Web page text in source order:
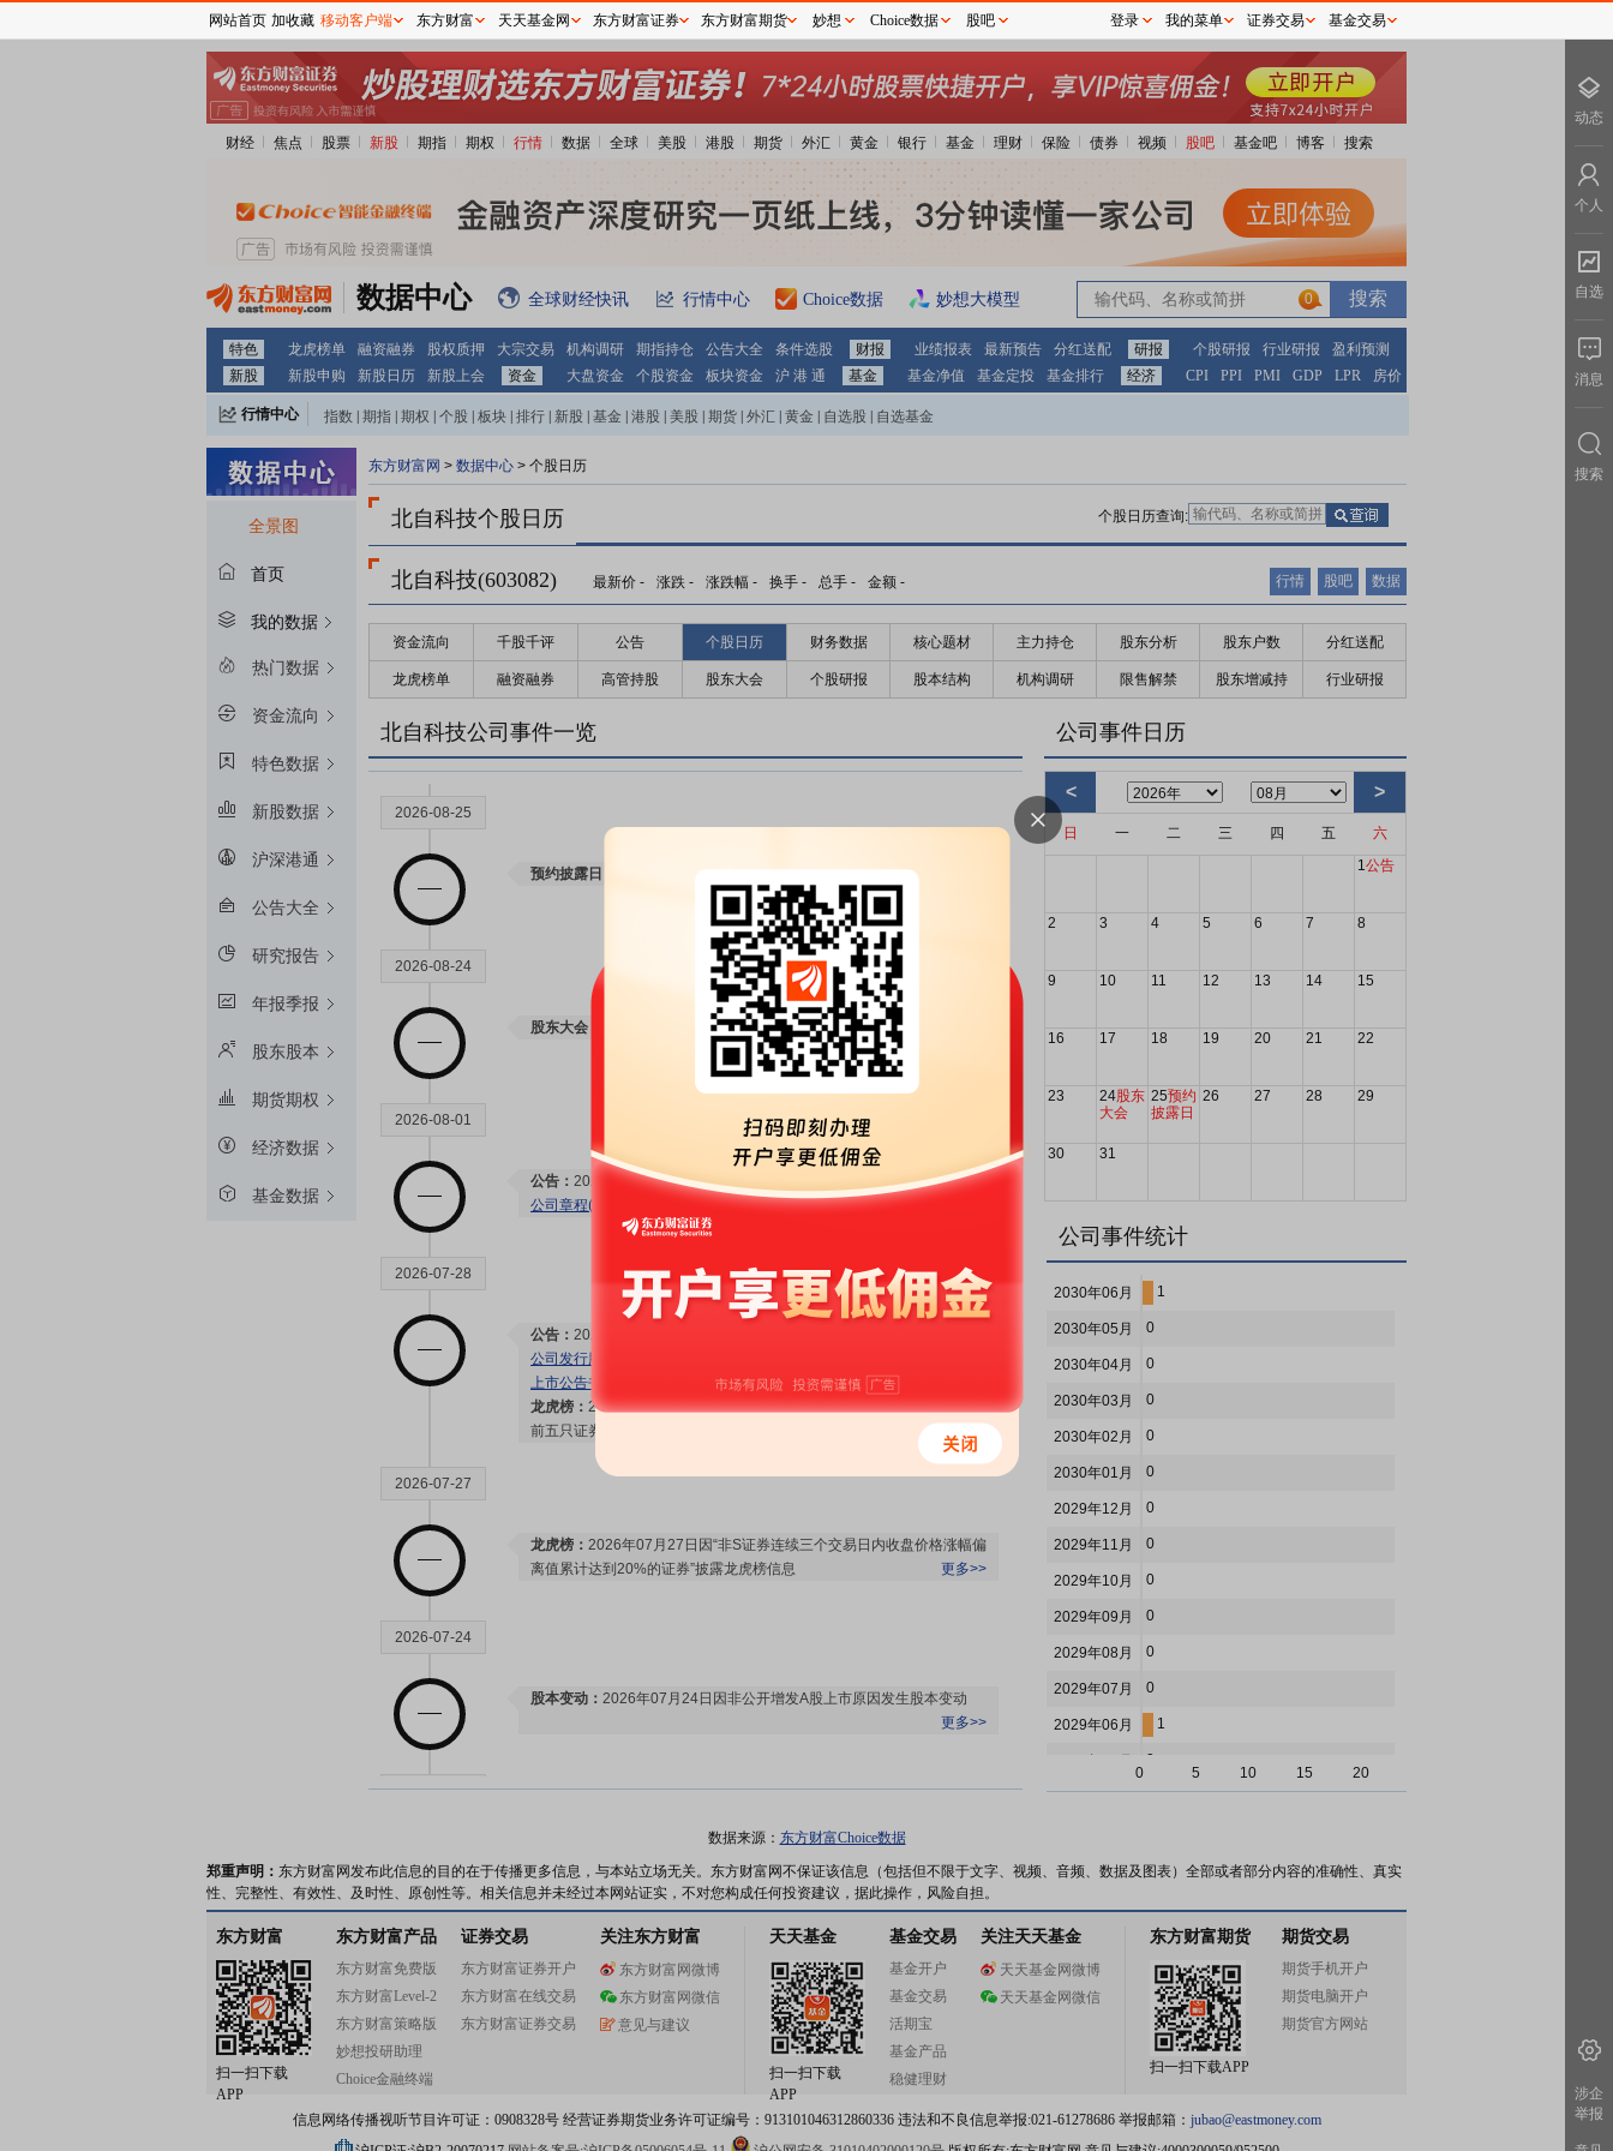
财经 焦点 股票 新股 期指 期权 行情 数据 全球 美股 港股 期货 外汇 黄金 银行 基金 理财 保险 债券 视频 股吧 基金吧 博客 搜索
数据中心 全球财经快讯 行情中心 Choice数据 妙想大模型 0
特色 龙虎榜单 融资融券 股权质押 大宗交易 机构调研 期指持仓 公告大全 条件选股 财报 业绩报表 最新预告 分红送配 研报 个股研报 行业研报
盈利预测
新股
新股申购 新股日历 新股上会 资金 大盘资金 个股资金 板块资金 沪 港 通 基金 基金净值 基金定投 基金排行 经济 CPI PPI PMI GDP LPR 房价
行情中心 指数 期指 期权 个股 板块 排行 新股 基金 港股 美股 期货 外汇 黄金 自选股 自选基金
全景图
首页
我的数据
热门数据
资金流向
特色数据
新股数据
沪深港通
公告大全
研究报告
年报季报
股东股本
期货期权
经济数据
基金数据
东方财富网 > 数据中心 > 个股日历
北自科技个股日历 个股日历查询:
北自科技(603082) 最新价 - 涨跌 - 涨跌幅 - 换手 - 总手 - 金额 - 行情 股吧 数据
资金流向 千股千评 公告 个股日历 财务数据 核心题材 主力持仓 股东分析 股东户数 分红送配
龙虎榜单 融资融券 高管持股 股东大会 个股研报 股本结构 机构调研 限售解禁 股东增减持 行业研报
北自科技公司事件一览
2030-06-12
2029-06-12
限售解禁日：2029年06月12日预计有1725730.00股可流通上市
2027-02-01
2027-01-25
限售解禁日：
2026-08-25
预约披露日： 2026年半年报预约2026年08月25日披露
2026-08-24
股东大会： 于2026-08-24召开2026年第一次临时股东大会
2026-08-01
公告： 2026年08月01日发布《北自科技:北自所(北京)科技发展股份有限
公司章程(2026年7月)》
等7条公告
2026-07-28
公告： 2026年07月28日发布
公司发行股份及支付现金购买资产并募集配套资金实施情况暨新增股份
上市公告书(摘要)》
等6条公告
龙虎榜： 2026年07月28日因“有价格涨跌幅限制的日换手率达到20%的
前五只证券”披露龙虎榜信息
更多>>
2026-07-27
龙虎榜： 2026年07月27日因“非S证券连续三个交易日内收盘价格涨幅偏
离值累计达到20%的证券”披露龙虎榜信息
更多>>
2026-07-24
股本变动： 2026年07月24日因非公开增发A股上市原因发生股本变动
更多>>
2026-07-17
自所(北京)科技发展股份有限公司发行股份及支付现金购买资产并募集配
套资金之向特定对象发行股份募集配套资金发行过程及认购对象合规性
的法律意见书》
等6条公告 更多>>
2026-07-09
《北自科技:关于获得国家科学技术进步奖
更多>>
2026-06-26
公司事件日历
< >
日 一 二 三 四 五
六
1公告
2 3 4 5 6 7 8
9 10 11 12 13 14 15
16 17 18 19 20 21 22
23 24股东
大会
25预约
披露日
26 27 28 29
30 31
公司事件统计
2030年06月 1
2030年05月 0
2030年04月 0
2030年03月 0
2030年02月 0
2030年01月 0
2029年12月 0
2029年11月 0
2029年10月 0
2029年09月 0
2029年08月 0
2029年07月 0
2029年06月 1
0
2029年04月 0
2029年02月 0
2028年12月 0
2028年11月
2028年07月 0
0 5 10 15 20
数据来源： 东方财富Choice数据
郑重声明： 东方财富网发布此信息的目的在于传播更多信息，与本站立场无关。东方财富网不保证该信息（包括但不限于文字、视频、音频、数据及图表）全部或者部分内容的准确性、真实
性、完整性、有效性、及时性、原创性等。相关信息并未经过本网站证实，不对您构成任何投资建议，据此操作，风险自担。
东方财富
扫一扫下载
APP
东方财富产品
东方财富免费版
东方财富Level-2
东方财富策略版
妙想投研助理
Choice金融终端
证券交易
东方财富证券开户
东方财富在线交易
东方财富证券交易
关注东方财富
东方财富网微博
东方财富网微信
意见与建议
天天基金
扫一扫下载
APP
基金交易
基金开户
基金交易
活期宝
基金产品
稳健理财
关注天天基金
天天基金网微博
天天基金网微信
东方财富期货
扫一扫下载APP
期货交易
期货手机开户
期货电脑开户
期货官方网站
信息网络传播视听节目许可证：0908328号 经营证券期货业务许可证编号：913101046312860336 违法和不良信息举报:021-61278686 举报邮箱： jubao@eastmoney.com
网站首页 加收藏 移动客户端 东方财富 天天基金网 东方财富证券 东方财富期货 妙想 Choice数据 股吧 登录 我的菜单 证券交易 基金交易
动态
个人
自选
消息
搜索
涉企
举报